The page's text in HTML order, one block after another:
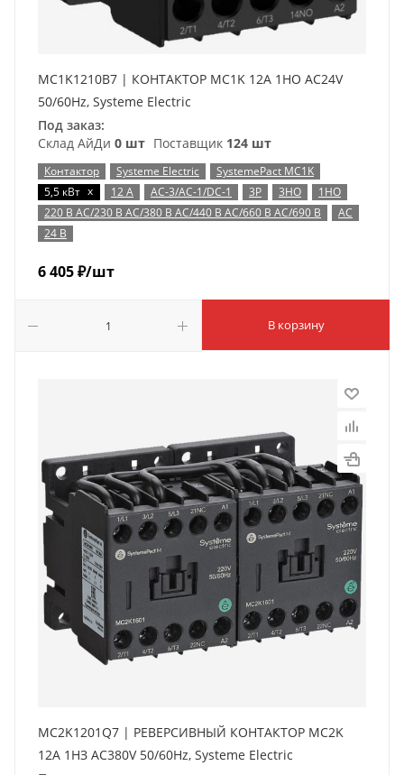
MC1K1210B7 | КОНТАКТОР MC1K 12A 1НО AC24V
50/60Hz, Systeme Electric
Под заказ:
Склад АйДи 0 шт Поставщик 124 шт
Контактор Systeme Electric
SystemePact MC1K
5,5 кВт x 12 А AC-3/AC-1/DC-1 3P 3НО
1НО
220 В AC/230 В AC/380 В AC/440 В AC/660 В AC/690 В
AC
24 В
6 405₽/шт
В корзину
MC2K1201Q7 | РЕВЕРСИВНЫЙ КОНТАКТОР MC2K
12A 1НЗ AC380V 50/60Hz, Systeme Electric